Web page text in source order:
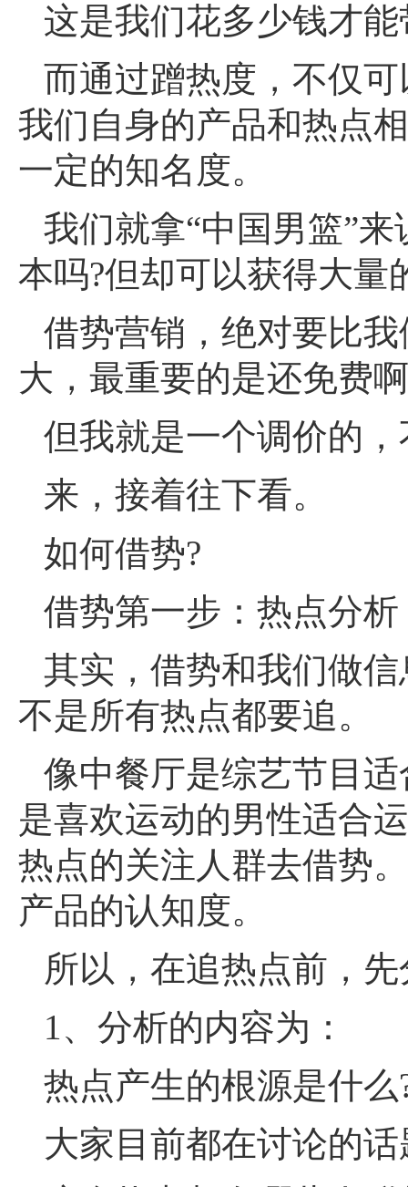
这是我们花多少钱才
而通过蹭热度，不仅
我们自身的产品和热点
一定的知名度。
我们就拿“中国男篮”
本吗?但却可以获得大量
借势营销，绝对要比
大，最重要的是还免费
但我就是一个调价的
来，接着往下看。
如何借势?
借势第一步：热点分析
其实，借势和我们做
不是所有热点都要追。
像中餐厅是综艺节目
是喜欢运动的男性适合
热点的关注人群去借势
产品的认知度。
所以，在追热点前，
1、分析的内容为：
热点产生的根源是什么
大家目前都在讨论的话